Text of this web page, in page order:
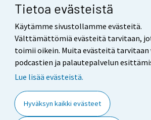
Tietoa evästeistä
Käytämme sivustollamme evästeitä.
Välttämättömiä evästeitä tarvitaan,
toimii oikein. Muita evästeitä tarvitaan
podcastien ja palautepalvelun
Lue lisää evästeistä.
Hyväksyn kaikki evästeet
Yhteystiedot
Palaute
Käyttöehdot
Saavutettavuus
Tietoa sivustosta